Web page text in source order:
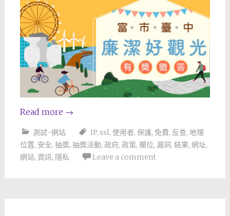
Read more →
測試-網站 IP, ssl, 使用者, 保護, 免費, 反查, 地理
位置, 安全, 抽獎, 抽獎活動, 政府, 政策, 欄位, 漏洞, 結果, 網址,
網站, 資訊, 隱私 Leave a comment